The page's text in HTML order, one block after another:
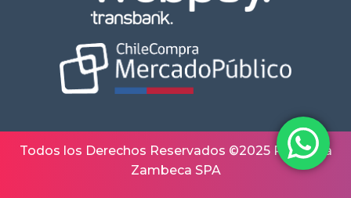
Todos los Derechos Reservados ©2025 Robótica
Zambeca SPA